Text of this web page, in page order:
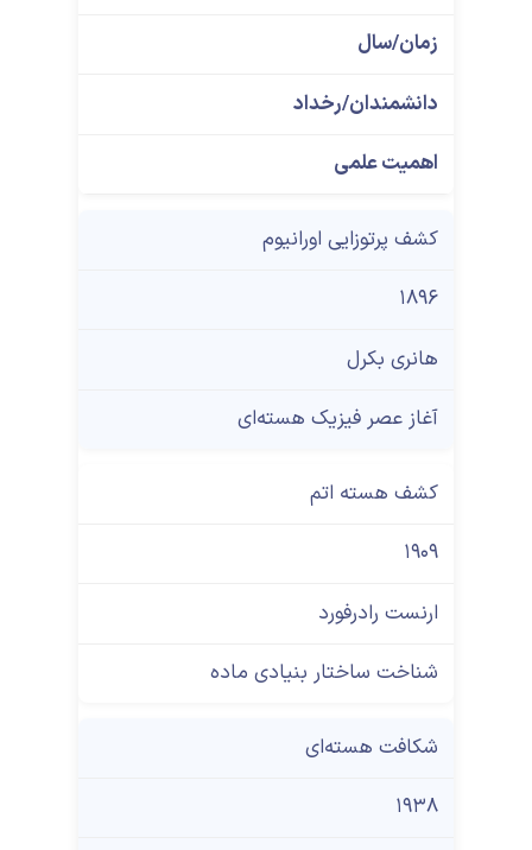
زمان/سال
دانشمندان/رخداد
اهمیت علمی
کشف پرتوزایی اورانیوم
۱۸۹۶
هانری بکرل
آغاز عصر فیزیک هسته‌ای
کشف هسته اتم
۱۹۰۹
ارنست رادرفورد
شناخت ساختار بنیادی ماده
شکافت هسته‌ای
۱۹۳۸